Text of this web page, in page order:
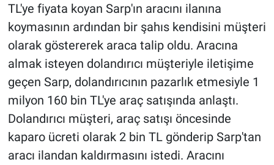
TL'ye fiyata koyan Sarp'ın aracını ilanına
koymasının ardından bir şahıs kendisini müşteri
olarak göstererek araca talip oldu. Aracına
almak isteyen dolandırıcı müşteriyle iletişime
geçen Sarp, dolandırıcının pazarlık etmesiyle 1
milyon 160 bin TL'ye araç satışında anlaştı.
Dolandırıcı müşteri, araç satışı öncesinde
kaparo ücreti olarak 2 bin TL gönderip Sarp'tan
aracı ilandan kaldırmasını istedi. Aracını